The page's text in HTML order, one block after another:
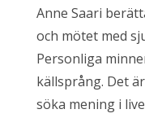
Anne Saari
och mötet med
Personliga
källsprång. Det
söka mening i